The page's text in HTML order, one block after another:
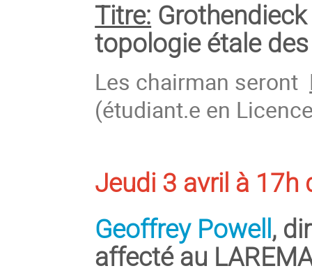
Titre:
topologie étale
Les chairman seront
(étudiant.e en
Jeudi 3 avril à 17h
Geoffrey Powell ,
affecté au